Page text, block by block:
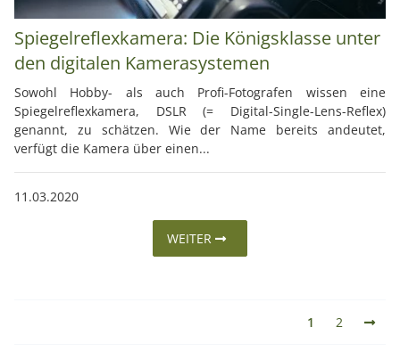
Spiegelreflexkamera: Die Königsklasse unter
den digitalen Kamerasystemen
Sowohl Hobby- als auch Profi-Fotografen wissen eine
Spiegelreflexkamera, DSLR (= Digital-Single-Lens-Reflex)
genannt, zu schätzen. Wie der Name bereits andeutet,
verfügt die Kamera über einen...
11.03.2020
WEITER
1 2